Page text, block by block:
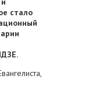
стало